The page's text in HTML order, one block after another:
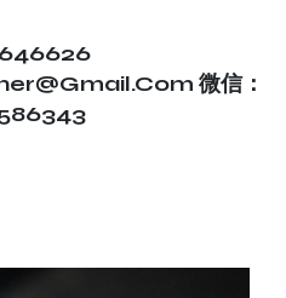
微信：